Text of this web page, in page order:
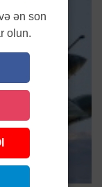
ən son
olun.